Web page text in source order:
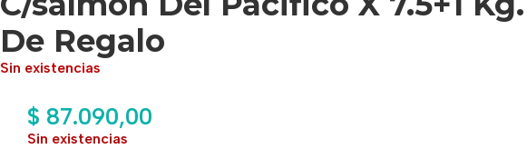
De Regalo
Sin existencias
$ 87.090,00
Sin existencias